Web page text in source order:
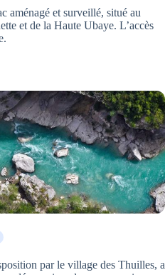
aménagé et surveillé, situé au
et de la Haute Ubaye. L’accès
par le village des Thuilles, a